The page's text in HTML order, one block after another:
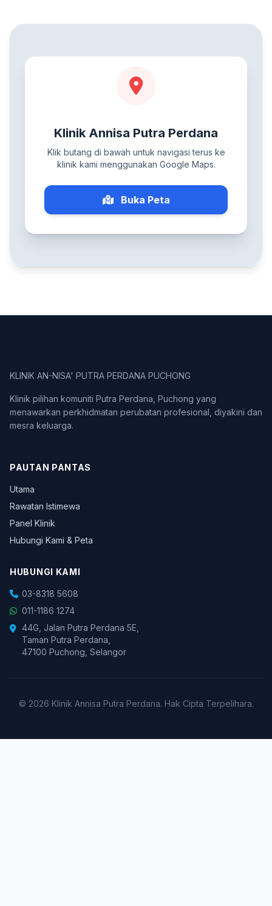
Klinik Annisa Putra Perdana
Klik butang di bawah untuk navigasi terus ke
klinik kami menggunakan Google Maps.
Buka Peta
KLINIK AN-NISA' PUTRA PERDANA PUCHONG
Klinik pilihan komuniti Putra Perdana, Puchong yang
menawarkan perkhidmatan perubatan profesional, diyakini dan
mesra keluarga.
PAUTAN PANTAS
Utama
Rawatan Istimewa
Panel Klinik
Hubungi Kami & Peta
HUBUNGI KAMI
03-8318 5608
011-1186 1274
44G, Jalan Putra Perdana 5E,
Taman Putra Perdana,
47100 Puchong, Selangor
© 2026 Klinik Annisa Putra Perdana. Hak Cipta Terpelihara.